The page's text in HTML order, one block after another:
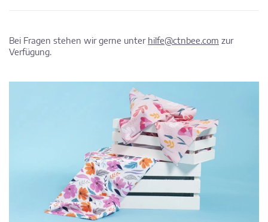
Bei Fragen stehen wir gerne unter hilfe@ctnbee.com zur
Verfügung.